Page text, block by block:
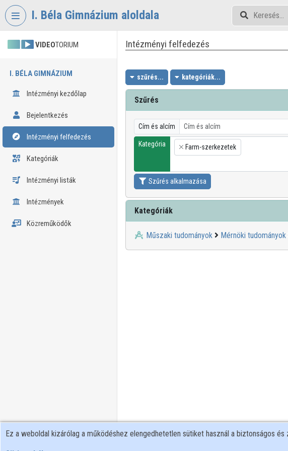
Fejléc kihagyása
I. Béla Gimnázium aloldala
VIDEOTORIUM
I. BÉLA GIMNÁZIUM
Intézményi kezdőlap
Bejelentkezés
Intézményi felfedezés
Kategóriák
Intézményi listák
Intézmények
Közreműködők
Intézményi felfedezés
szűrés... kategóriák...
Szűrés
Cím és alcím
Kategória
×
Farm-szerkezetek
Szűrés alkalmazása
Kategóriák
Műszaki tudományok Mérnöki tudományok
Ez a weboldal kizárólag a működéshez elengedhetetlen sütiket használ a biztonságos